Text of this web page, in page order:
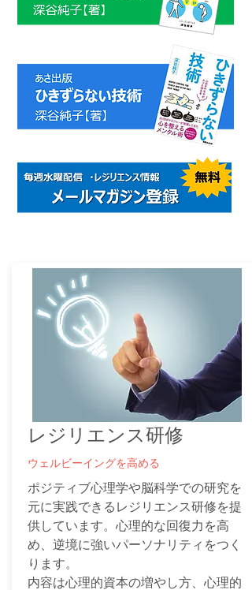
レジリエンス研修
ウェルビーイングを高める
ポジティブ心理学や脳科学での研究を
元に実践できるレジリエンス研修を提
供しています。心理的な回復力を高
め、逆境に強いパーソナリティをつく
ります。
内容は心理的資本の増やし方、心理的